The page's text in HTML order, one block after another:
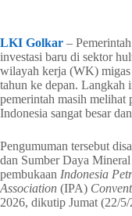
LKI Golkar –
investasi baru di sektor
wilayah kerja (WK) migas
tahun ke depan. Langkah
pemerintah masih melihat
Indonesia sangat besar
Pengumuman tersebut
dan Sumber Daya
pembukaan Indonesia
Association (IPA)
2026, dikutip Jumat (22/5/